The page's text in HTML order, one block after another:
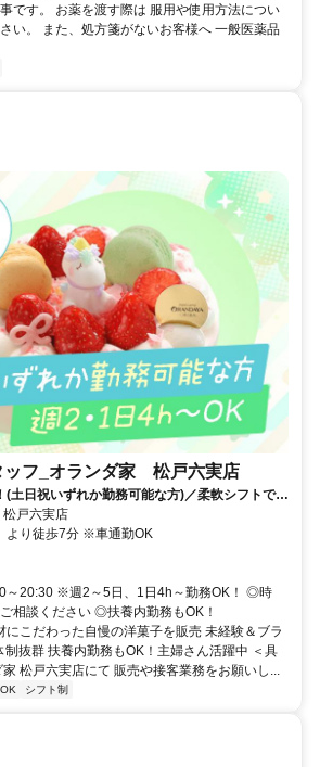
です。 お薬を渡す際は 服用や使用方法につい
い。 また、処方箋がないお客様へ 一般医薬品
ッフ_オランダ家 松戸六実店
土日祝いずれか勤務可能な方)／柔軟シフトでプ
未経験OK！主婦(夫)・学生活躍中！扶養内も
戸六実店
六実駅」より徒歩7分 ※車通勤OK
～20:30 ※週2～5日、1日4h～勤務OK！ ◎時
相談ください ◎扶養内勤務もOK！
にこだわった自慢の洋菓子を販売 未経験＆ブラ
制抜群 扶養内勤務もOK！主婦さん活躍中 ＜具
松戸六実店にて 販売や接客業務をお願いし...
シフト制